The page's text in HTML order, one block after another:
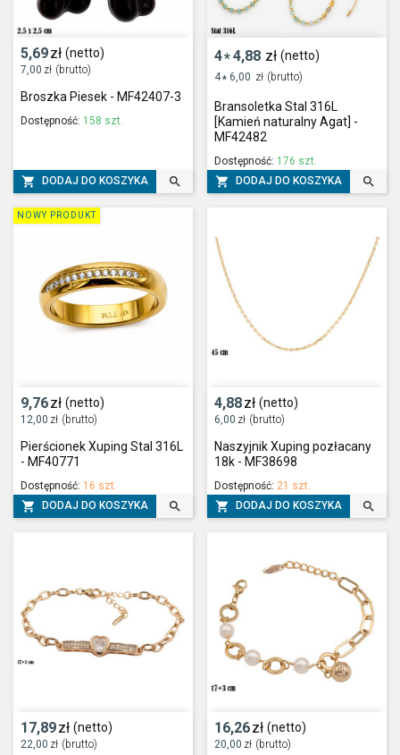
5,69zł (netto)
7,00 zł (brutto)
Broszka Piesek - MF42407-3
Dostępność: 158 szt.
 DODAJ DO KOSZYKA 
4*4,88 zł (netto)
4* 6,00 zł (brutto)
Bransoletka Stal 316L
[Kamień naturalny Agat] -
MF42482
Dostępność: 176 szt.
 DODAJ DO KOSZYKA 
9,76zł (netto)
12,00 zł (brutto)
Pierścionek Xuping Stal 316L
- MF40771
Dostępność: 16 szt.
 DODAJ DO KOSZYKA 
NOWY PRODUKT
4,88zł (netto)
6,00 zł (brutto)
Naszyjnik Xuping pozłacany
18k - MF38698
Dostępność: 21 szt.
 DODAJ DO KOSZYKA 
17,89zł (netto)
22,00 zł (brutto)
16,26zł (netto)
20,00 zł (brutto)